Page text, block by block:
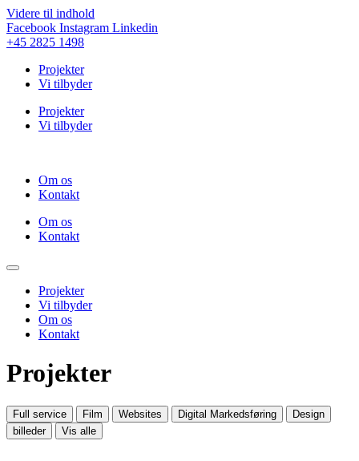
Videre til indhold
Facebook Instagram Linkedin
+45 2825 1498
Projekter
Vi tilbyder
Projekter
Vi tilbyder
Om os
Kontakt
Om os
Kontakt
Projekter
Vi tilbyder
Om os
Kontakt
Projekter
Full service Film Websites Digital Markedsføring
Design
billeder
Vis alle